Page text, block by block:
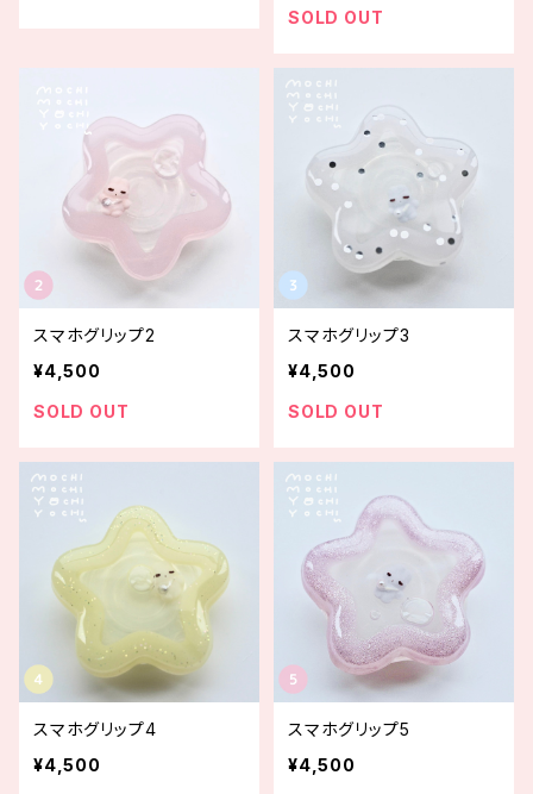
SOLD OUT
スマホグリップ2
¥4,500
SOLD OUT
スマホグリップ3
¥4,500
SOLD OUT
スマホグリップ4
¥4,500
スマホグリップ5
¥4,500